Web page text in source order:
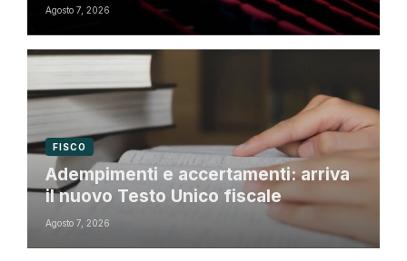
Agosto 7, 2026
FISCO
Adempimenti e accertamenti: arriva
il nuovo Testo Unico fiscale
Agosto 7, 2026